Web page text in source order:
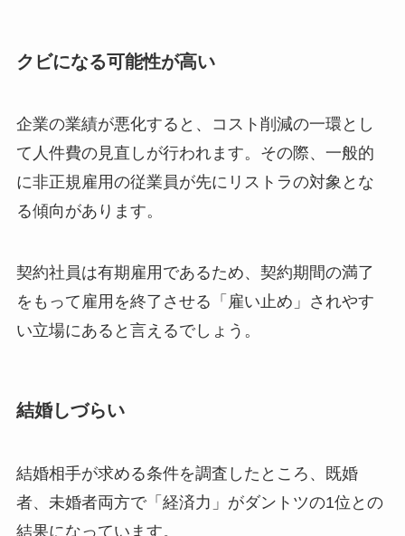
クビになる可能性が高い
企業の業績が悪化すると、コスト削減の一環とし
て人件費の見直しが行われます。その際、一般的
に非正規雇用の従業員が先にリストラの対象とな
る傾向があります。
契約社員は有期雇用であるため、契約期間の満了
をもって雇用を終了させる「雇い止め」されやす
い立場にあると言えるでしょう。
結婚しづらい
結婚相手が求める条件を調査したところ、既婚
者、未婚者両方で「経済力」がダントツの1位との
結果になっています。